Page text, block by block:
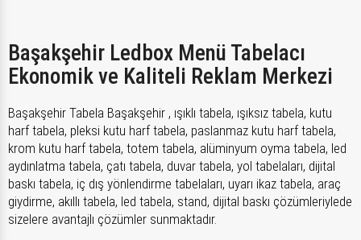
Başakşehir Ledbox Menü Tabelacı
Ekonomik ve Kaliteli Reklam Merkezi
Başakşehir Tabela Başakşehir , ışıklı tabela, ışıksız tabela, kutu
harf tabela, pleksi kutu harf tabela, paslanmaz kutu harf tabela,
krom kutu harf tabela, totem tabela, alüminyum oyma tabela, led
aydınlatma tabela, çatı tabela, duvar tabela, yol tabelaları, dijital
baskı tabela, iç dış yönlendirme tabelaları, uyarı ikaz tabela, araç
giydirme, akıllı tabela, led tabela, stand, dijital baskı çözümleriylede
sizelere avantajlı çözümler sunmaktadır.